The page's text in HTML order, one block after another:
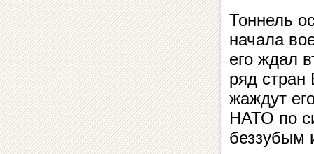
Тоннель
начала
его ждал
ряд
жаждут
НАТО по
беззубым